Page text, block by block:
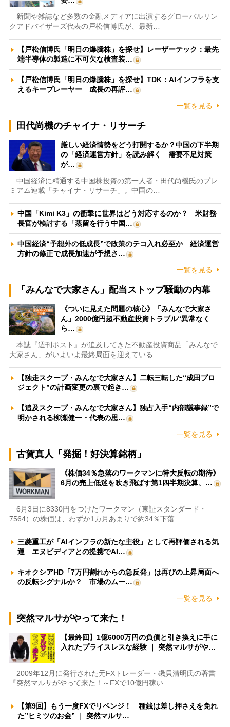
新聞や雑誌など多数の金融メディアに出演するグローバルリン
クアドバイザーズ代表の戸松信博氏が、最新…
【戸松信博氏「明日の爆騰株」を探せ】レーザーテック：最先
端半導体の製造に不可欠な検査装…
【戸松信博氏「明日の爆騰株」を探せ】TDK：AIインフラを支
えるキープレーヤー 成長の再評…
一覧を見る
田代尚機のチャイナ・リサーチ
厳しい経済情勢をどう打開するか？中国の下半期
の「経済運営方針」を読み解く 需要不足対策
が…
中国経済に精通する中国株投資の第一人者・田代尚機氏のプレ
ミアム連載「チャイナ・リサーチ」。中国の…
中国「Kimi K3」の衝撃に世界はどう対応するのか？ 米財務
長官が検討する「蒸留を行う中国…
中国経済“予想外の低成長”で政策のテコ入れ必至か 経済運営
方針の修正で成長加速が予想さ…
一覧を見る
「みんなで大家さん」配当ストップ騒動の内幕
《ついに見えた問題の核心》「みんなで大家さ
ん」2000億円超不動産投資トラブル“異常なく
ら…
本誌『週刊ポスト』が追及してきた不動産投資商品「みんなで
大家さん」がいよいよ最終局面を迎えている…
【独走スクープ・みんなで大家さん】二転三転した“成田プロ
ジェクト”の計画変更の裏で起き…
【追及スクープ・みんなで大家さん】独占入手“内部議事録”で
明かされる柳瀬健一・代表の思…
一覧を見る
古賀真人「発掘！好決算銘柄」
《株価34％急落のワークマンに特大反転の期待》
6月の売上低迷を吹き飛ばす第1四半期決算、…
6月3日に8330円をつけたワークマン（東証スタンダード・
7564）の株価は、わずか1カ月あまりで約34％下落…
三菱重工が「AIインフラの新たな主役」として再評価される気
運 エヌビディアとの提携でAI…
キオクシアHD「7万円割れからの急反発」は再びの上昇局面へ
の反転シグナルか？ 市場のムー…
一覧を見る
突然マルサがやって来た！
【最終回】1億6000万円の負債と引き換えに手に
入れたプライスレスな経験 ｜ 突然マルサがや…
2009年12月に発行された元FXトレーダー・磯貝清明氏の著書
『突然マルサがやって来た！～FXで10億円稼い…
【第9回】もう一度FXでリベンジ！ 種銭は差し押さえを免れ
た”ヒミツのお金” ｜ 突然マルサ…